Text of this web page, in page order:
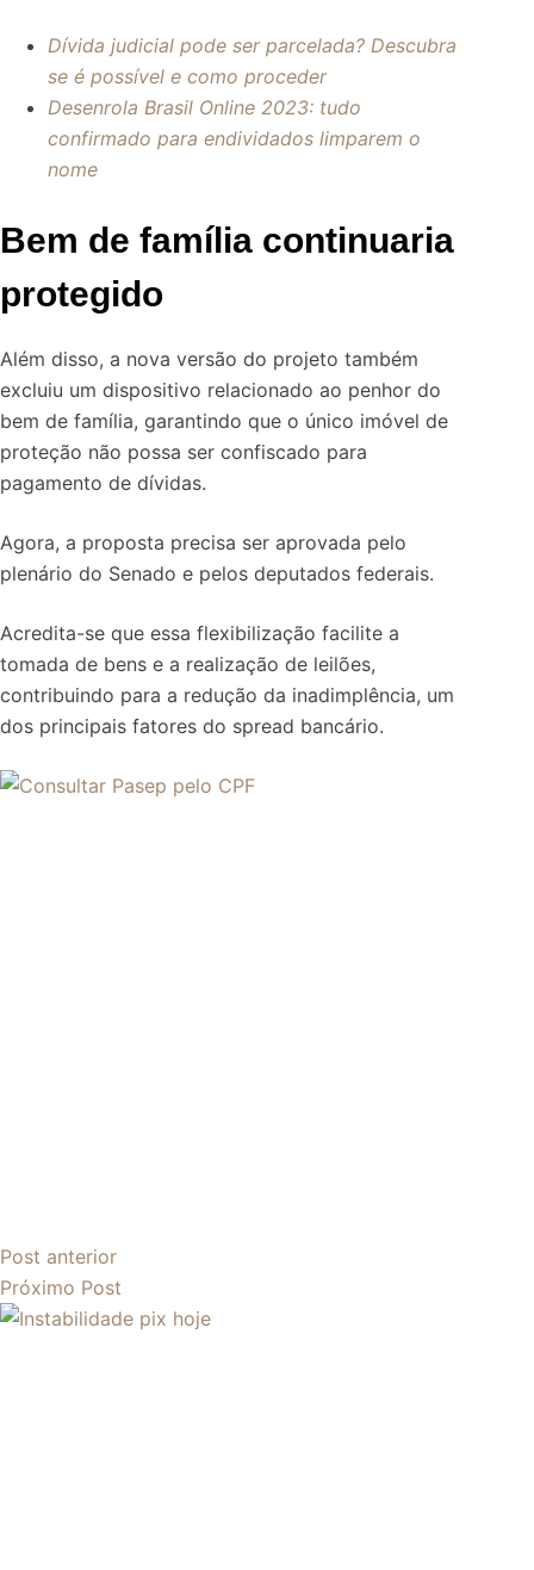
Dívida judicial pode ser parcelada? Descubra
se é possível e como proceder
Desenrola Brasil Online 2023: tudo
confirmado para endividados limparem o
nome
Bem de família continuaria
protegido
Além disso, a nova versão do projeto também
excluiu um dispositivo relacionado ao penhor do
bem de família, garantindo que o único imóvel de
proteção não possa ser confiscado para
pagamento de dívidas.
Agora, a proposta precisa ser aprovada pelo
plenário do Senado e pelos deputados federais.
Acredita-se que essa flexibilização facilite a
tomada de bens e a realização de leilões,
contribuindo para a redução da inadimplência, um
dos principais fatores do spread bancário.
Post anterior
Próximo Post